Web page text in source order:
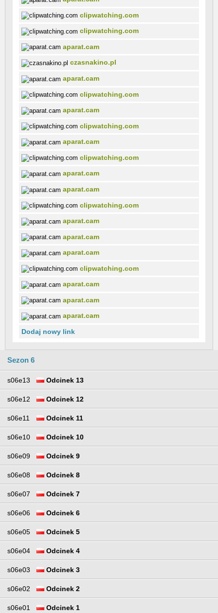
clipwatching.com
clipwatching.com
aparat.cam
czasnakino.pl
aparat.cam
clipwatching.com
aparat.cam
clipwatching.com
aparat.cam
clipwatching.com
aparat.cam
aparat.cam
clipwatching.com
aparat.cam
aparat.cam
aparat.cam
clipwatching.com
aparat.cam
aparat.cam
aparat.cam
Dodaj nowy link
Sezon 6
s06e13 Odcinek 13
s06e12 Odcinek 12
s06e11 Odcinek 11
s06e10 Odcinek 10
s06e09 Odcinek 9
s06e08 Odcinek 8
s06e07 Odcinek 7
s06e06 Odcinek 6
s06e05 Odcinek 5
s06e04 Odcinek 4
s06e03 Odcinek 3
s06e02 Odcinek 2
s06e01 Odcinek 1